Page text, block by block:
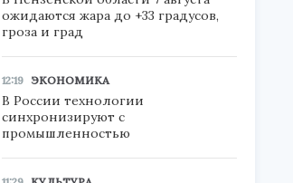
ожидаются жара до +33 градусов,
гроза и град
12:19 ЭКОНОМИКА
В России технологии
синхронизируют с
промышленностью